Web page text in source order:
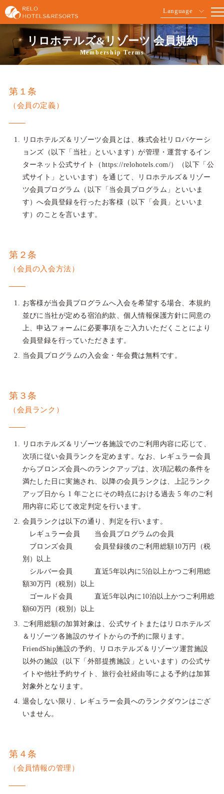
Language
リロホテルズ&リゾーツ 会員規約
Membership Terms
第１条
（会員の定義）
リロホテルズ＆リゾーツ会員とは、株式会社リロバケーシ
ョンズ（以下「当社」といいます）が管理・運営するイン
ターネット公式サイト（https://relohotels.com/）（以下「公
式サイト」といいます）を通じて、リロホテルズ＆リゾー
ツ会員プログラム（以下「当会員プログラム」といいま
す）へ会員登録を行ったお客様（以下「会員」といいま
す）のことを言います。
第２条
（会員の入会方法）
お客様が当会員プログラムへ入会を希望する場合、本規約
並びに当社が定める宿泊約款、個人情報保護方針に同意の
上、申込フォームに必要事項をご入力いただくことにより
会員登録を行っていただきます。
当会員プログラムの入会金・年会費は無料です。
第３条
（会員ランク）
リロホテルズ＆リゾーツ各施設でのご利用内容に応じて、
次項に従い会員ランクを定めます。なお、レギュラー会員
からブロンズ会員へのランクアップは、次項記載の条件を
満たした日に実施され、以降の会員ランクは、上記ランク
アップ日から 1 年ごとにその時点における過去 5 年のご利
用内容に応じて改定判定を行います。
会員ランクは以下の通り、判定を行います。
レギュラー会員 当会員プログラムの会員
ブロンズ会員 会員登録後のご利用総額10万円（税
別）以上
シルバー会員 直近5年以内に5泊以上かつご利用総
額30万円（税別）以上
ゴールド会員 直近5年以内に10泊以上かつご利用総
額60万円（税別）以上
ご利用総額の加算対象は、公式サイトまたはリロホテルズ
＆リゾーツ各施設のサイトからの予約に限ります。
FriendShip施設の予約、リロホテルズ＆リゾーツ運営施設
以外の施設（以下「外部提携施設」といいます）の公式サ
イトや他社予約サイト、旅行会社経由等による予約は加算
対象外となります。
退会しない限り、レギュラー会員へのランクダウンはござ
いません。
第４条
（会員情報の管理）